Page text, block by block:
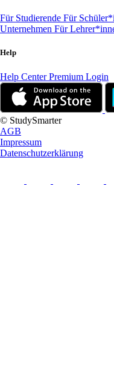
Für Studierende Für
Unternehmen Für
Help
Help CenterPremium Login
© StudySmarter
AGB
Impressum
Datenschutzerklärung